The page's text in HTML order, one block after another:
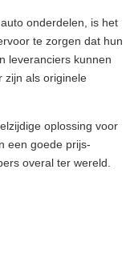
onderdelen, is het
te zorgen dat hun
leveranciers kunnen
zijn als originele
oplossing voor
een goede prijs-
overal ter wereld.